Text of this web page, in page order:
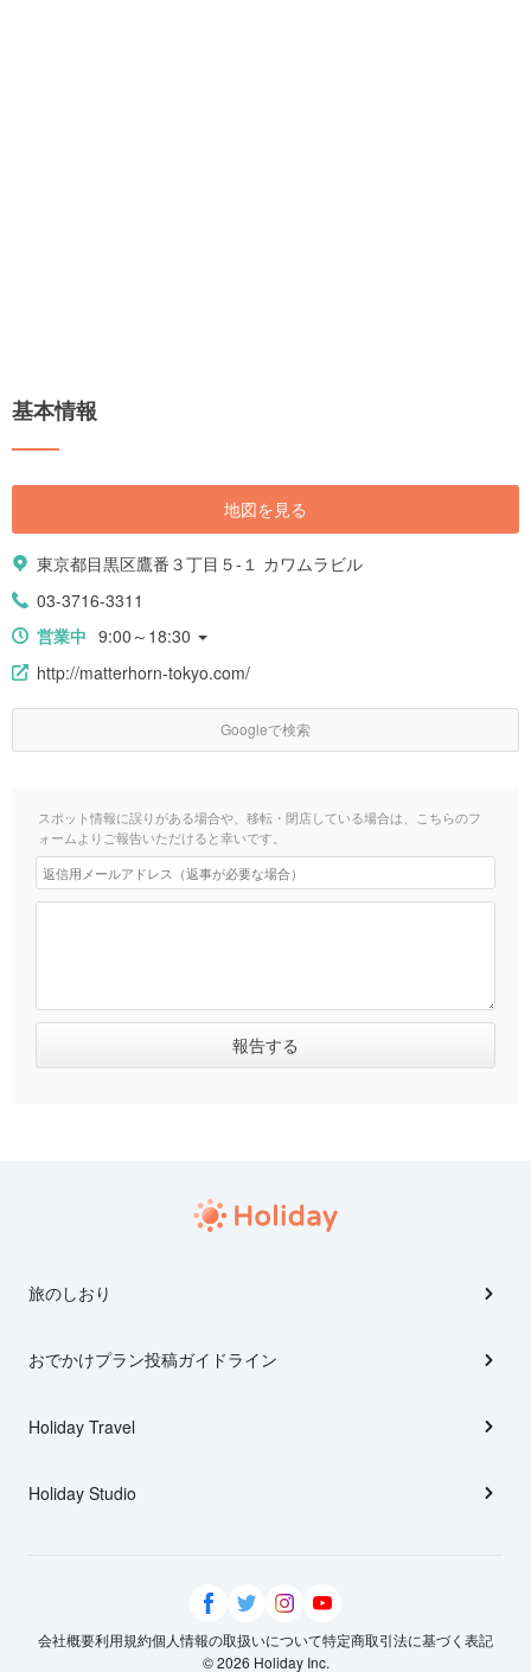
基本情報
地図を見る
東京都目黒区鷹番３丁目５-１ カワムラビル
03-3716-3311
営業中 9:00～18:30
http://matterhorn-tokyo.com/
Googleで検索
スポット情報に誤りがある場合や、移転・閉店している場合は、こちらのフ
ォームよりご報告いただけると幸いです。
旅のしおり
おでかけプラン投稿ガイドライン
Holiday Travel
Holiday Studio
会社概要利用規約個人情報の取扱いについて特定商取引法に基づく表記
© 2026 Holiday Inc.